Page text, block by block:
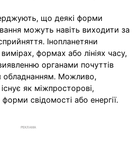
що деякі форми
можуть навіть виходити за
Інопланетяни
формах або лініях часу,
органами почуттів
обладнанням. Можливо,
як міжпросторові,
форми свідомості або енергії.
РЕКЛАМА